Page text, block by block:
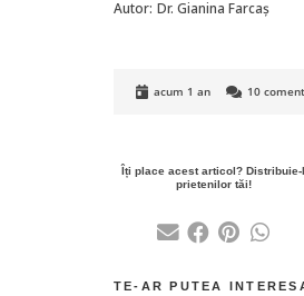
Autor: Dr. Gianina Farcaș
acum 1 an 10